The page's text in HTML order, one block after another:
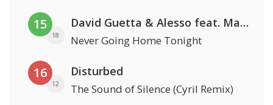
15
18
David Guetta & Alesso feat. Madison Love
Never Going Home Tonight
16
12
Disturbed
The Sound of Silence (Cyril Remix)